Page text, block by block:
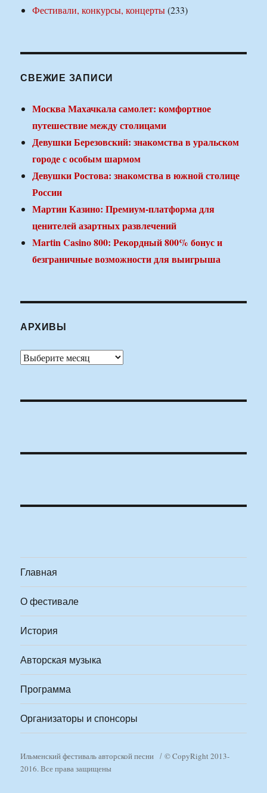
Фестивали, конкурсы, концерты(233)
СВЕЖИЕ ЗАПИСИ
Москва Махачкала самолет: комфортное
путешествие между столицами
Девушки Березовский: знакомства в уральском
городе с особым шармом
Девушки Ростова: знакомства в южной столице
России
Мартин Казино: Премиум-платформа для
ценителей азартных развлечений
Martin Casino 800: Рекордный 800% бонус и
безграничные возможности для выигрыша
АРХИВЫ
Архивы
Главная
О фестивале
История
Авторская музыка
Программа
Организаторы и спонсоры
Ильменский фестиваль авторской песни
© CopyRight 2013-
2016. Все права защищены